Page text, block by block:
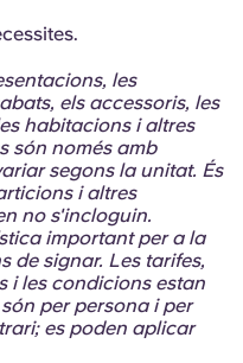
les
els accessoris, les
habitacions i altres
són només amb
segons la unitat. És
i altres
no s'incloguin.
important per a la
de signar. Les tarifes,
i les condicions estan
per persona i per
es poden aplicar